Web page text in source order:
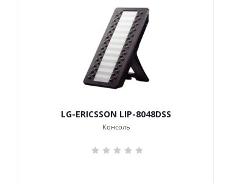
LG-ERICSSON LIP-8048DSS
Консоль